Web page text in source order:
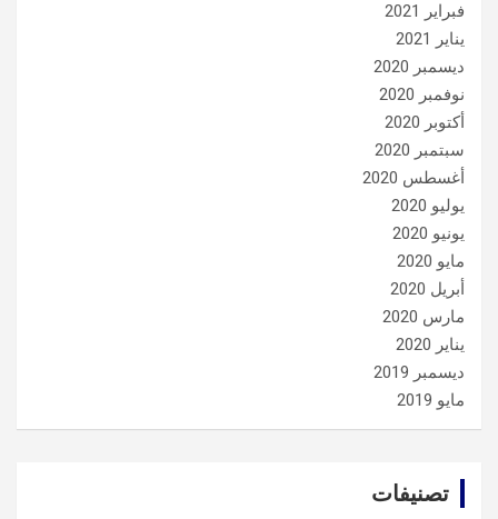
فبراير 2021
يناير 2021
ديسمبر 2020
نوفمبر 2020
أكتوبر 2020
سبتمبر 2020
أغسطس 2020
يوليو 2020
يونيو 2020
مايو 2020
أبريل 2020
مارس 2020
يناير 2020
ديسمبر 2019
مايو 2019
تصنيفات